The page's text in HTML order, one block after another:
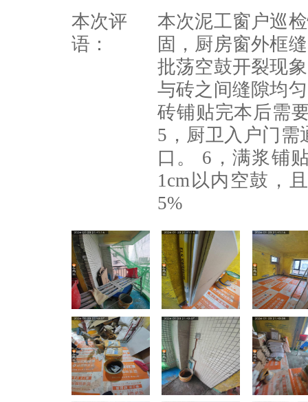
本次评
语：
本次泥工窗户巡
固，厨房窗外框
批荡空鼓开裂现
与砖之间缝隙均
砖铺贴完本后需
5，厨卫入户门需
口。 6，满浆铺
1cm以内空鼓，
5%